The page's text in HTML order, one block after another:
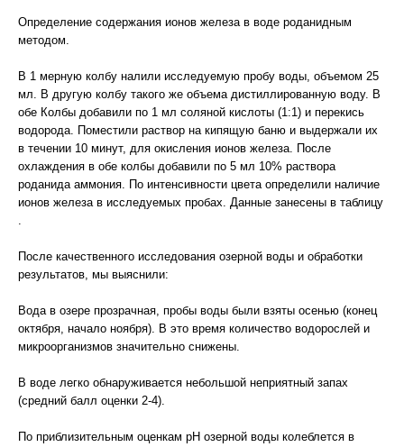
Определение содержания ионов железа в воде роданидным
методом.
В 1 мерную колбу налили исследуемую пробу воды, объемом 25
мл. В другую колбу такого же объема дистиллированную воду. В
обе Колбы добавили по 1 мл соляной кислоты (1:1) и перекись
водорода. Поместили раствор на кипящую баню и выдержали их
в течении 10 минут, для окисления ионов железа. После
охлаждения в обе колбы добавили по 5 мл 10% раствора
роданида аммония. По интенсивности цвета определили наличие
ионов железа в исследуемых пробах. Данные занесены в таблицу
.
После качественного исследования озерной воды и обработки
результатов, мы выяснили:
Вода в озере прозрачная, пробы воды были взяты осенью (конец
октября, начало ноября). В это время количество водорослей и
микроорганизмов значительно снижены.
В воде легко обнаруживается небольшой неприятный запах
(средний балл оценки 2-4).
По приблизительным оценкам pH озерной воды колеблется в